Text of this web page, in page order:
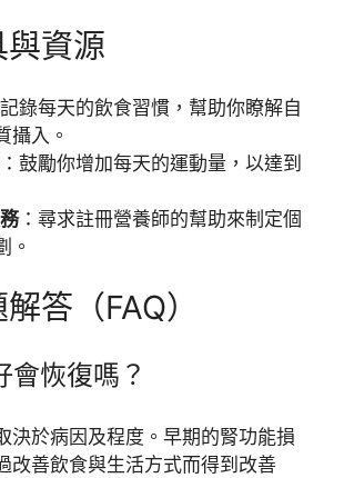
與資源
記錄每天的飲食習慣，幫助你瞭解自
攝入。
：鼓勵你增加每天的運動量，以達到
：尋求註冊營養師的幫助來制定個
。
答（FAQ）
會恢復嗎？
決於病因及程度。早期的腎功能損
改善飲食與生活方式而得到改善